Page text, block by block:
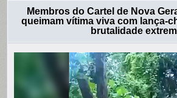
Membros do Cartel de Nova
queimam vítima viva com lança-
brutalidade